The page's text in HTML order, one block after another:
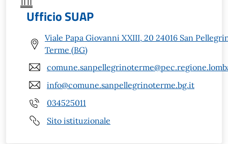
Ufficio SUAP
Viale Papa Giovanni XXIII, 20 24016 San
Terme (BG)
info@comune.sanpellegrinoterme.bg.it
034525011
Sito istituzionale